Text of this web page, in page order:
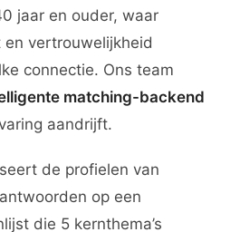
jaar en ouder, waar
vertrouwelijkheid
connectie. Ons team
matching-backend
aandrijft.
de profielen van
op een
die 5 kernthema’s